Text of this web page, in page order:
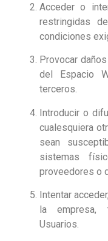
Acceder o
restringidas
condiciones
Provocar
del Espacio
terceros.
Introducir o
cualesquiera
sean
sistemas
proveedores o
Intentar
la empresa,
Usuarios.